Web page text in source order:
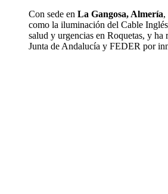
Con sede en La Gangosa, Almería,
como la iluminación del Cable
salud y urgencias en Roquetas, y
Junta de Andalucía y FEDER por